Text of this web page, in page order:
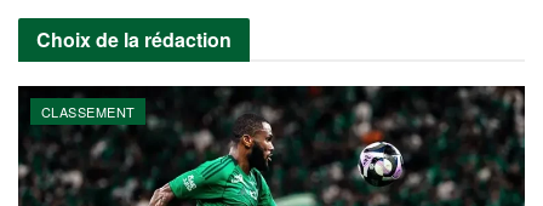
Choix de la rédaction
CLASSEMENT